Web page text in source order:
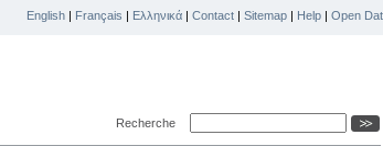
English | Français | Ελληνικά | Contact | Sitemap | Help | Open
Recherche